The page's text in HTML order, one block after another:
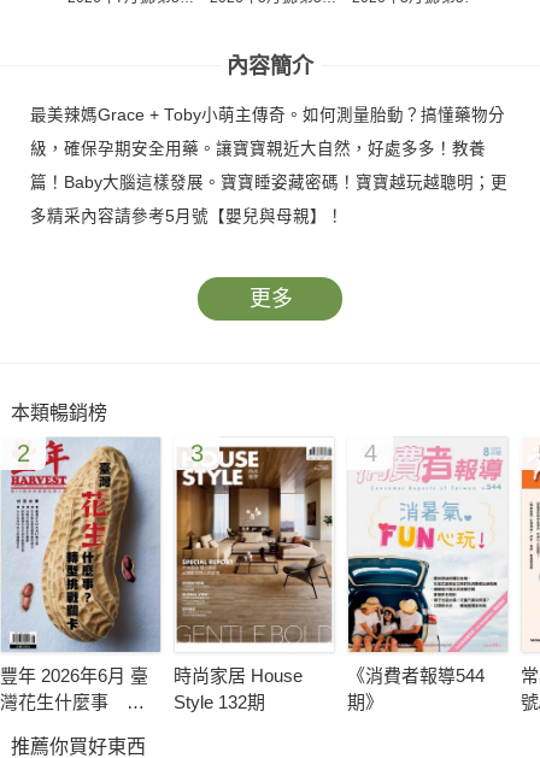
內容簡介
最美辣媽Grace + Toby小萌主傳奇。如何測量胎動？搞懂藥物分
級，確保孕期安全用藥。讓寶寶親近大自然，好處多多！教養
篇！Baby大腦這樣發展。寶寶睡姿藏密碼！寶寶越玩越聰明；更
多精采內容請參考5月號【嬰兒與母親】！
更多
本類暢銷榜
2
豐年 2026年6月 臺
灣花生什麼事 轉
3
時尚家居 House
Style 132期
4
《消費者報導544
期》
推薦你買好東西